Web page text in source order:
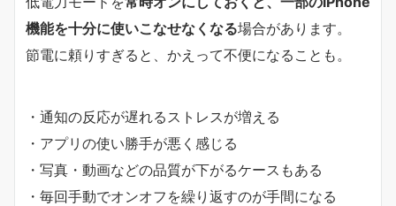
機能を十分に使いこなせなくなる場合があります。
節電に頼りすぎると、かえって不便になることも。
・通知の反応が遅れるストレスが増える
・アプリの使い勝手が悪く感じる
・写真・動画などの品質が下がるケースもある
・毎回手動でオンオフを繰り返すのが手間になる